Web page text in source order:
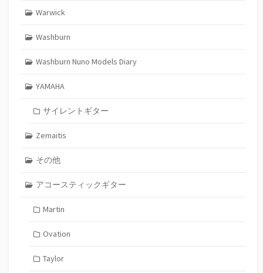
Warwick
Washburn
Washburn Nuno Models Diary
YAMAHA
サイレントギター
Zemaitis
その他
アコースティックギター
Martin
Ovation
Taylor